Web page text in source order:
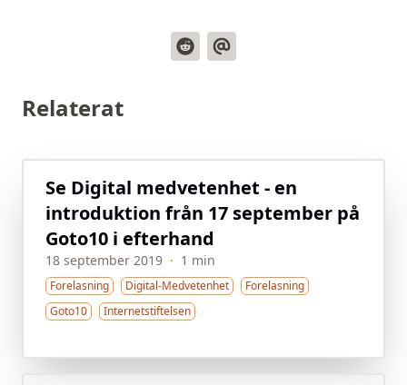
Relaterat
Se Digital medvetenhet - en
introduktion från 17 september på
Goto10 i efterhand
18 september 2019 · 1 min
Forelasning Digital-Medvetenhet
Forelasning
Goto10
Internetstiftelsen